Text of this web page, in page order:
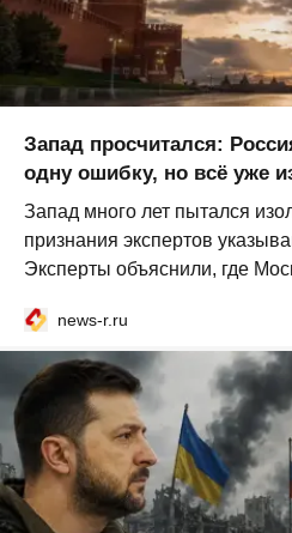
Запад просчитался:
одну ошибку, но всё уже
Запад много лет пытался
признания экспертов
Эксперты объяснили, где
news-r.ru